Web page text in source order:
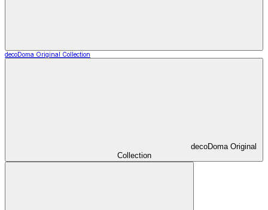
decoDoma Original Collection
decoDoma Original
Collection